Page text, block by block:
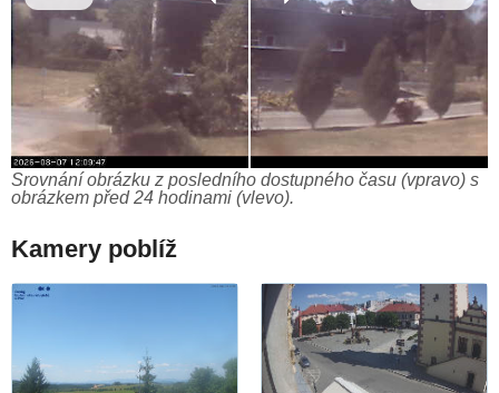
Srovnání obrázku z posledního dostupného času (vpravo) s
obrázkem před 24 hodinami (vlevo).
Kamery poblíž